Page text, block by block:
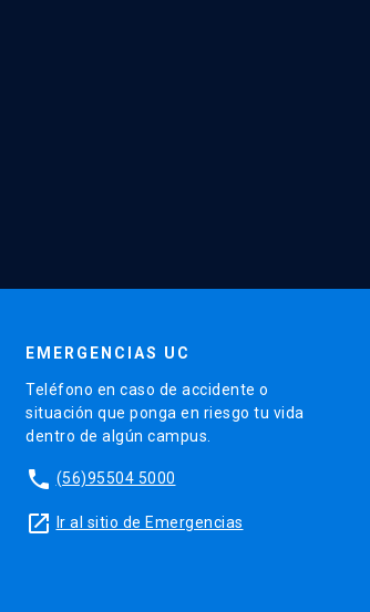
EMERGENCIAS UC
Teléfono en caso de accidente o
situación que ponga en riesgo tu vida
dentro de algún campus.
phone (56)95504 5000
launch Ir al sitio de Emergencias